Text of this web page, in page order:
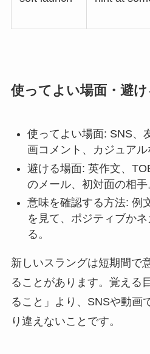
使ってよい場面・避
使ってよい場面: SNS、
画コメント、カジュアル
避ける場面: 英作文、
のメール、初対面の相手
意味を確認する方法: 例
を見て、ポジティブか
る。
新しいスラングは短期間で
ることがあります。覚える
ること」より、SNSや動画
り違えないことです。